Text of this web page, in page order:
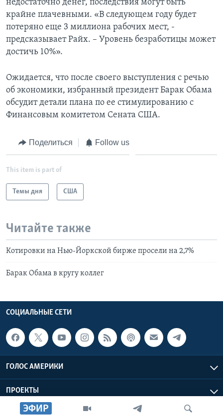
ЭФИР
недостаточно денег, последствия могут быть
крайне плачевными. «В следующем году будет
потеряно еще 3 миллиона рабочих мест, -
предсказывает Райх. – Уровень безработицы может
достичь 10%».
Ожидается, что после своего выступления с речью
об экономики, избранный президент Барак Обама
обсудит детали плана по ее стимулированию с
Финансовым комитетом Сената США.
Поделиться Follow us
This item is part of
Темы дня США
Читайте также
Котировки на Нью-Йоркской бирже просели на 2,7%
Барак Обама в кругу коллег
СОЦИАЛЬНЫЕ СЕТИ
ГОЛОС АМЕРИКИ
ПРОЕКТЫ